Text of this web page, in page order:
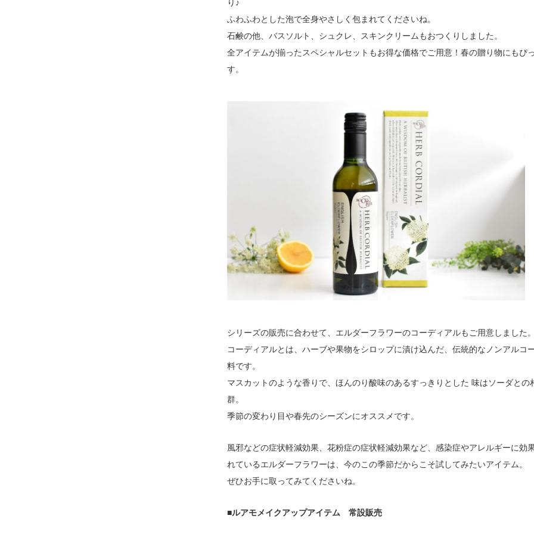
り♪
ふわふわとした泡で全身やさしく包まれてくださいね。
石鹸の他、バスソルト、シュクレ、スキンクリームもおつくりしました。
全アイテムが揃ったスペシャルセットもお得な価格でご用意！春の贈り物にもぴ
す。
シリーズの販売に合わせて、エルダーフラワーのコーディアルもご用意しました
コーディアルとは、ハーブや果物をシロップに漬け込んだ、伝統的なノンアルコ
料です。
マスカットのような香りで、ほんのり酸味のあるすっきりとした 味はソーダとの
群。
季節の変わり目や春先のシーズンにオススメです。
風邪などの症状軽減効果、花粉症の症状軽減効果など、感染症やアレルギーに効
れているエルダーフラワーは、今のこの季節だからこそ試してみたいアイテム。
ぜひお手に取ってみてくださいね。
■ルアモメイクアップアイテム 常設販売